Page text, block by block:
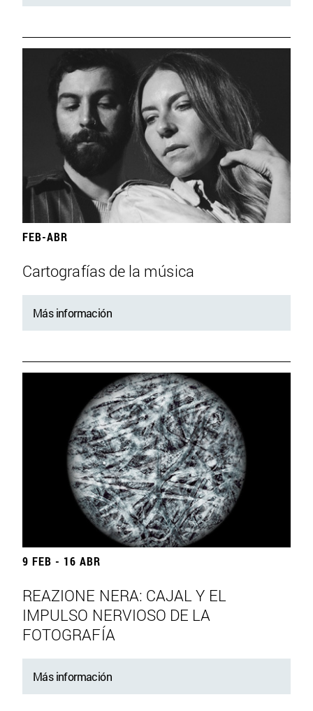
FEB-ABR
Cartografías de la música
Más información
9 FEB - 16 ABR
REAZIONE NERA: CAJAL Y EL
IMPULSO NERVIOSO DE LA
FOTOGRAFÍA
Más información